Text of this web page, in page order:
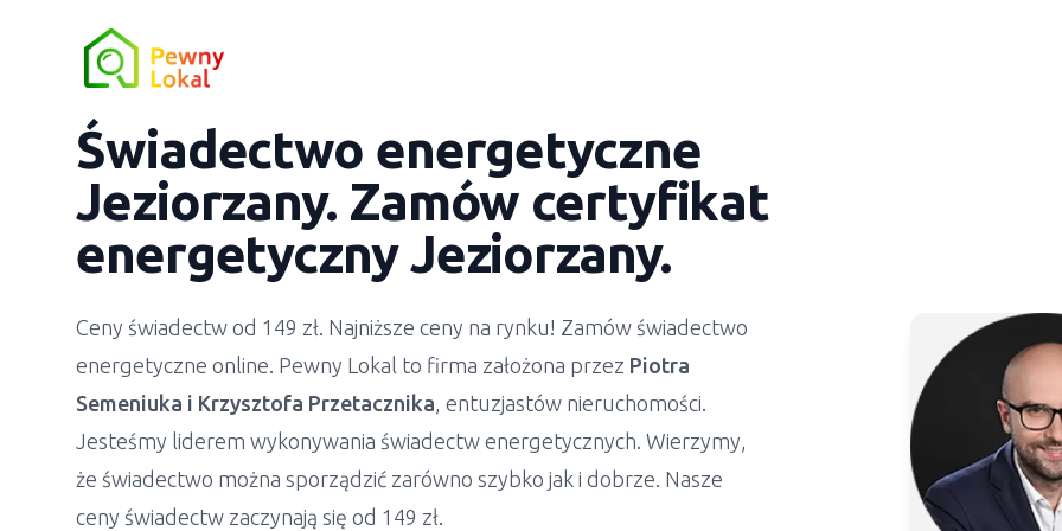
Świadectwo energetyczne
Jeziorzany. Zamów certyfikat
energetycznyJeziorzany.
Ceny świadectw od 149 zł. Najniższe ceny na rynku! Zamów świadectwo
energetyczne online. Pewny Lokal to firma założona przez Piotra
Semeniuka i Krzysztofa Przetacznika, entuzjastów nieruchomości.
Jesteśmy liderem wykonywania świadectw energetycznych. Wierzymy,
że świadectwo można sporządzić zarówno szybko jak i dobrze. Nasze
ceny świadectw zaczynają się od 149 zł.